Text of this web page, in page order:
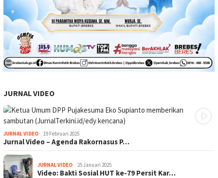
JURNAL VIDEO
JURNAL VIDEO 19 Februari 2025
Jurnal Video – Agenda Rakornasus P…
JURNAL VIDEO 25 Januari 2025
Video: Bakti Sosial HUT ke-79 Persit Kar…